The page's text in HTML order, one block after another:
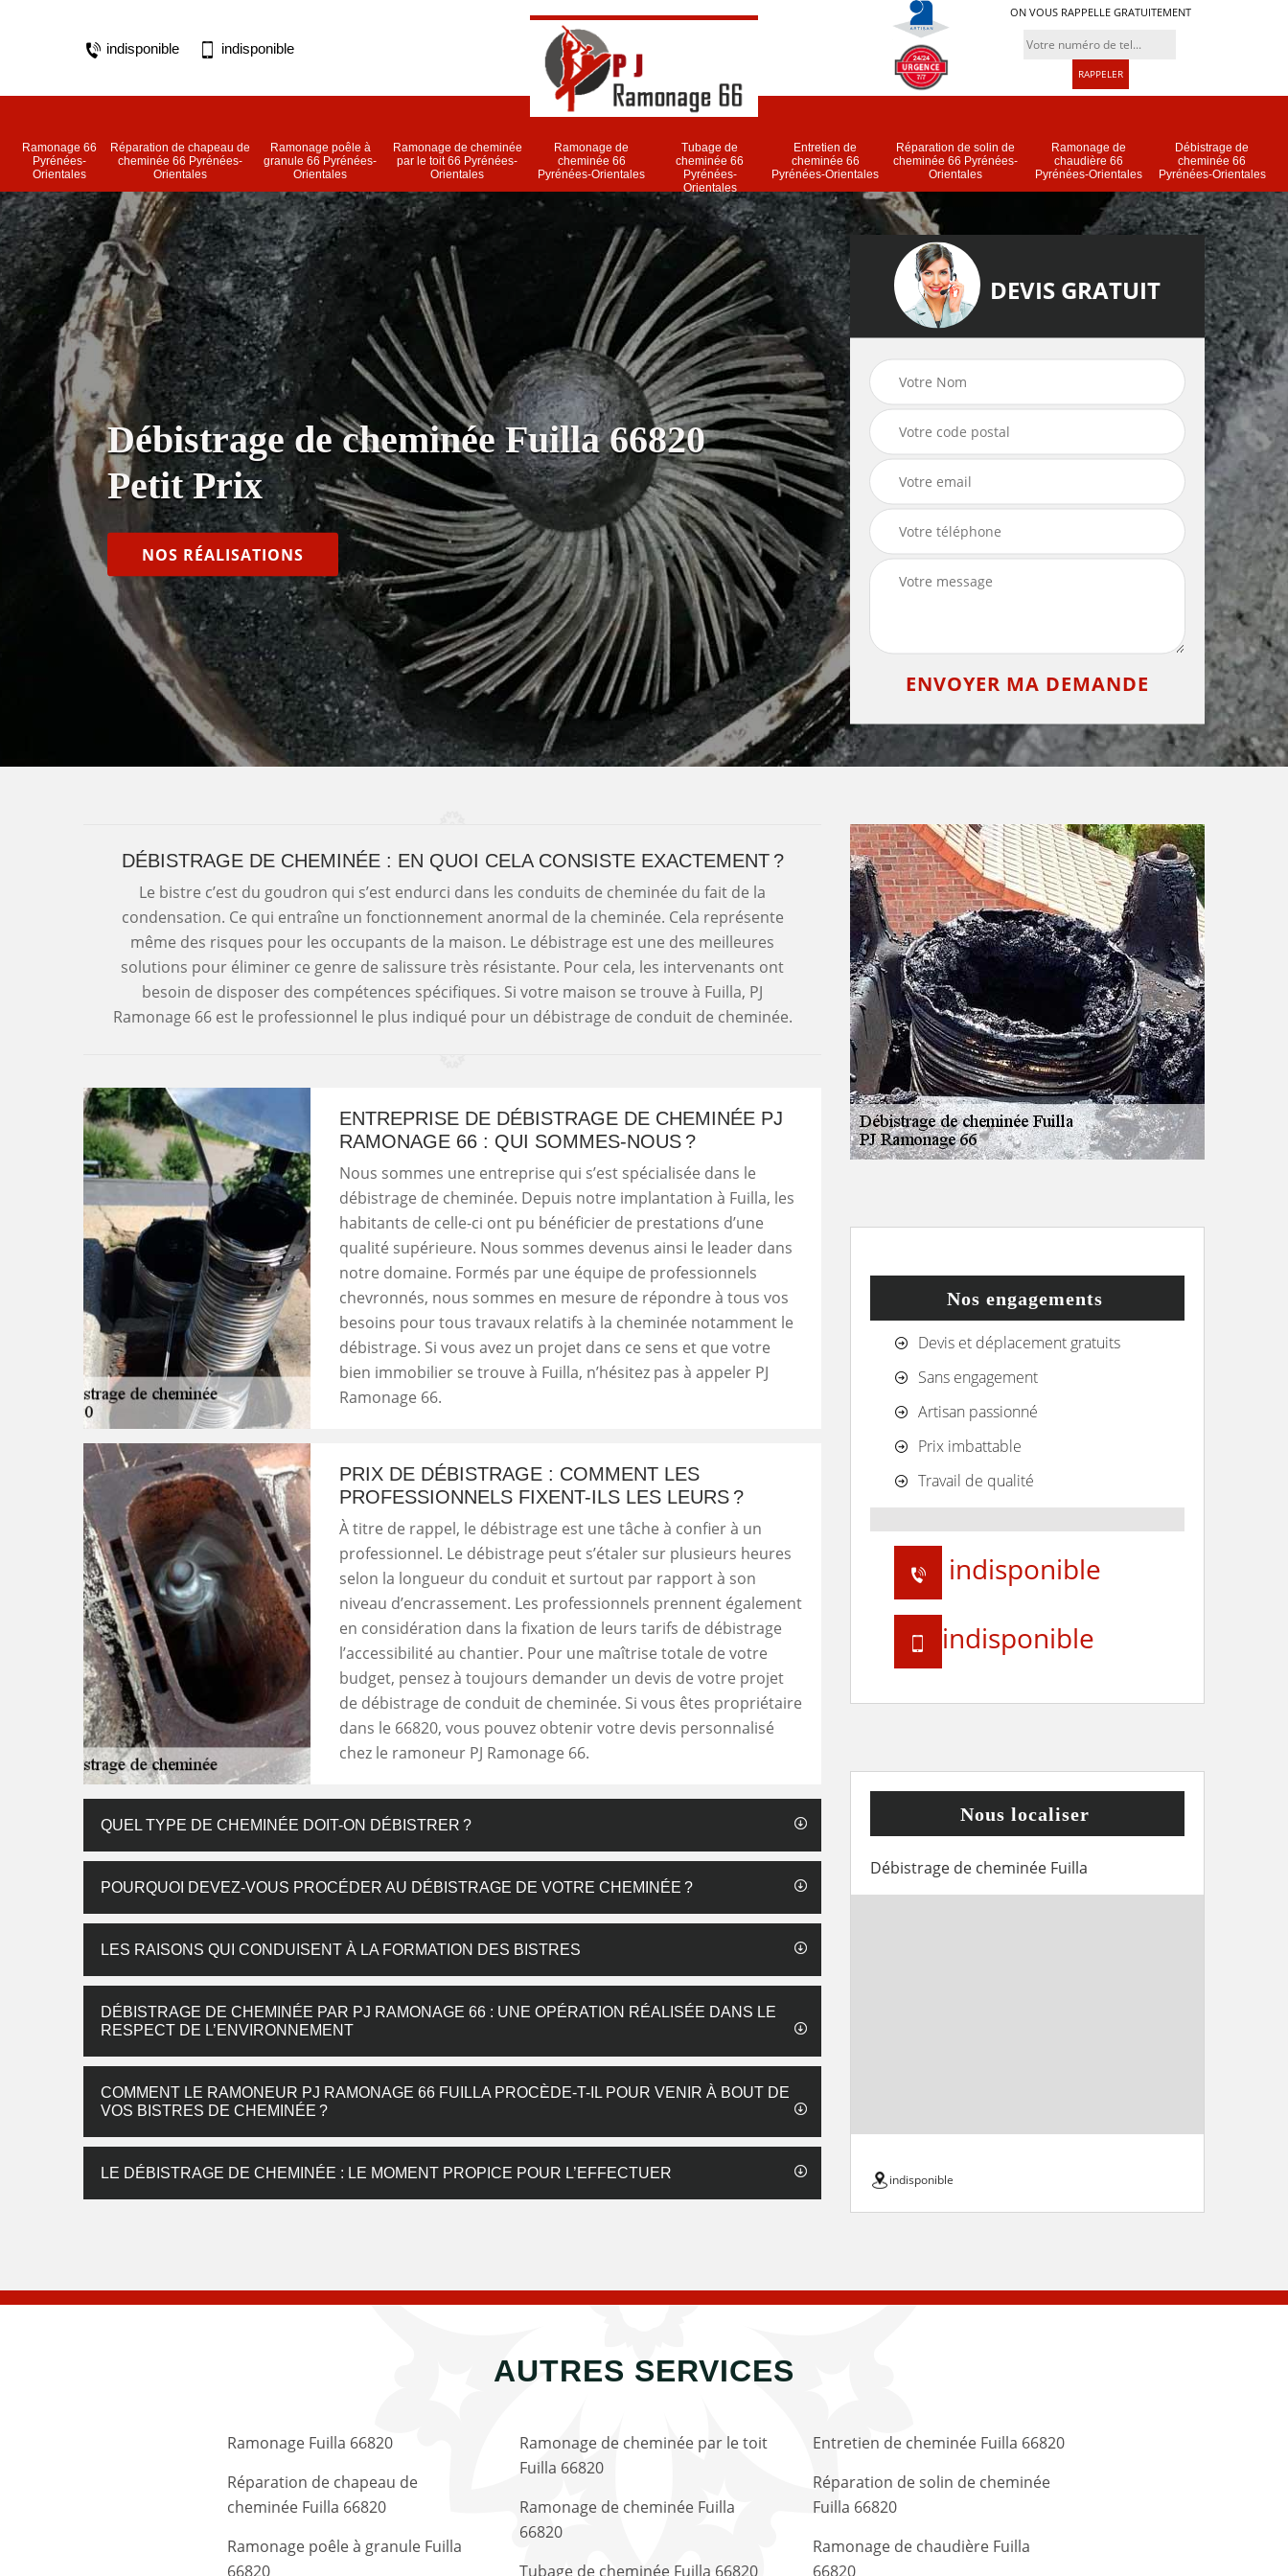
indisponible indisponible
ON VOUS RAPPELLE GRATUITEMENT
Ramonage 66
Pyrénées-
Orientales
Réparation de chapeau de
cheminée 66 Pyrénées-
Orientales
Ramonage poêle à
granule 66 Pyrénées-
Orientales
Ramonage de cheminée
par le toit 66 Pyrénées-
Orientales
Ramonage de
cheminée 66
Pyrénées-Orientales
Tubage de
cheminée 66
Pyrénées-
Orientales
Entretien de
cheminée 66
Pyrénées-Orientales
Réparation de solin de
cheminée 66 Pyrénées-
Orientales
Ramonage de
chaudière 66
Pyrénées-Orientales
Débistrage de
cheminée 66
Pyrénées-Orientales
Débistrage de cheminée Fuilla 66820
Petit Prix
NOS RÉALISATIONS
DEVIS GRATUIT
DÉBISTRAGE DE CHEMINÉE : EN QUOI CELA CONSISTE EXACTEMENT ?
Le bistre c’est du goudron qui s’est endurci dans les conduits de cheminée du fait de la
condensation. Ce qui entraîne un fonctionnement anormal de la cheminée. Cela représente
même des risques pour les occupants de la maison. Le débistrage est une des meilleures
solutions pour éliminer ce genre de salissure très résistante. Pour cela, les intervenants ont
besoin de disposer des compétences spécifiques. Si votre maison se trouve à Fuilla, PJ
Ramonage 66 est le professionnel le plus indiqué pour un débistrage de conduit de cheminée.
ENTREPRISE DE DÉBISTRAGE DE CHEMINÉE PJ
RAMONAGE 66 : QUI SOMMES-NOUS ?
Nous sommes une entreprise qui s’est spécialisée dans le
débistrage de cheminée. Depuis notre implantation à Fuilla, les
habitants de celle-ci ont pu bénéficier de prestations d’une
qualité supérieure. Nous sommes devenus ainsi le leader dans
notre domaine. Formés par une équipe de professionnels
chevronnés, nous sommes en mesure de répondre à tous vos
besoins pour tous travaux relatifs à la cheminée notamment le
débistrage. Si vous avez un projet dans ce sens et que votre
bien immobilier se trouve à Fuilla, n’hésitez pas à appeler PJ
Ramonage 66.
PRIX DE DÉBISTRAGE : COMMENT LES
PROFESSIONNELS FIXENT-ILS LES LEURS ?
À titre de rappel, le débistrage est une tâche à confier à un
professionnel. Le débistrage peut s’étaler sur plusieurs heures
selon la longueur du conduit et surtout par rapport à son
niveau d’encrassement. Les professionnels prennent également
en considération dans la fixation de leurs tarifs de débistrage
l’accessibilité au chantier. Pour une maîtrise totale de votre
budget, pensez à toujours demander un devis de votre projet
de débistrage de conduit de cheminée. Si vous êtes propriétaire
dans le 66820, vous pouvez obtenir votre devis personnalisé
chez le ramoneur PJ Ramonage 66.
QUEL TYPE DE CHEMINÉE DOIT-ON DÉBISTRER ?
POURQUOI DEVEZ-VOUS PROCÉDER AU DÉBISTRAGE DE VOTRE CHEMINÉE ?
LES RAISONS QUI CONDUISENT À LA FORMATION DES BISTRES
DÉBISTRAGE DE CHEMINÉE PAR PJ RAMONAGE 66 : UNE OPÉRATION RÉALISÉE DANS LE
RESPECT DE L’ENVIRONNEMENT
COMMENT LE RAMONEUR PJ RAMONAGE 66 FUILLA PROCÈDE-T-IL POUR VENIR À BOUT DE
VOS BISTRES DE CHEMINÉE ?
LE DÉBISTRAGE DE CHEMINÉE : LE MOMENT PROPICE POUR L’EFFECTUER
Nos engagements
Devis et déplacement gratuits
Sans engagement
Artisan passionné
Prix imbattable
Travail de qualité
indisponible
indisponible
Nous localiser
Débistrage de cheminée Fuilla
indisponible
AUTRES SERVICES
Ramonage Fuilla 66820
Réparation de chapeau de
cheminée Fuilla 66820
Ramonage poêle à granule Fuilla
66820
Ramonage de cheminée par le toit
Fuilla 66820
Ramonage de cheminée Fuilla
66820
Tubage de cheminée Fuilla 66820
Entretien de cheminée Fuilla 66820
Réparation de solin de cheminée
Fuilla 66820
Ramonage de chaudière Fuilla
66820